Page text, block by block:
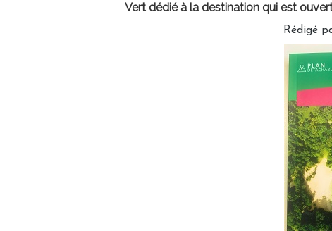
Vert dédié à la destination qui est
Rédigé